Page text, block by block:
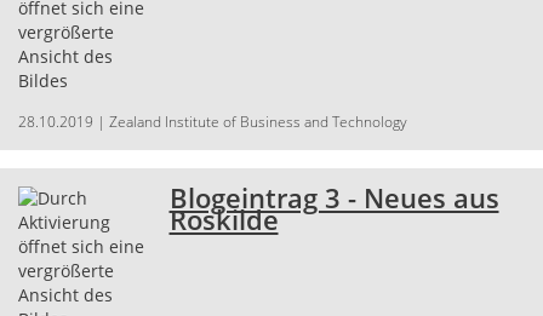
28.10.2019 | Zealand Institute of Business and Technology
Blogeintrag 3 - Neues aus
Roskilde